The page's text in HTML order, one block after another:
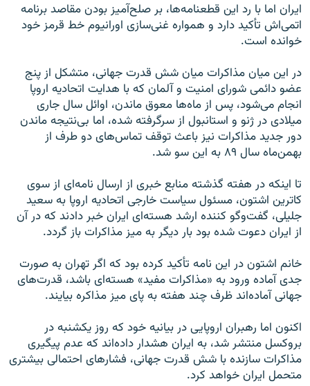
ایران اما با رد این قطعنامه‌ها، بر صلح‌آمیز بودن مقاصد برنامه
اتمی‌اش تأکید دارد و همواره غنی‌سازی اورانیوم خط قرمز خود
خوانده است.
در این میان مذاکرات میان شش قدرت جهانی، متشکل از پنج
عضو دائمی شورای امنیت و آلمان که با هدایت اتحادیه اروپا
انجام می‌شود، پس از ماه‌ها معوق ماندن، اوائل سال جاری
میلادی در ژنو و استانبول از سرگرفته شده، اما بی‌نتیجه ماندن
دور جدید مذاکرات نیز باعث توقف تماس‌های دو طرف از
بهمن‌ماه سال ۸۹ به این سو شد.
تا اینکه در هفته گذشته منابع خبری از ارسال نامه‌ای از سوی
کاترین اشتون، مسئول سیاست خارجی اتحادیه اروپا به سعید
جلیلی، گفت‌وگو کننده ارشد هسته‌ای ایران خبر دادند که در آن
از ایران دعوت شده بود بار دیگر به میز مذاکرات باز گردد.
خانم اشتون در این نامه تأکید کرده بود که اگر تهران به صورت
جدی آماده ورود به «مذاکرات مفید» هسته‌ای باشد، قدرت‌های
جهانی آماده‌اند ظرف چند هفته به پای میز مذاکره بیایند.
اکنون اما رهبران اروپایی در بیانیه خود که روز یکشنبه در
بروکسل منتشر شد، به ایران هشدار داده‌اند که عدم پیگیری
مذاکرات سازنده با شش قدرت جهانی، فشارهای احتمالی بیشتری
متحمل ایران خواهد کرد.